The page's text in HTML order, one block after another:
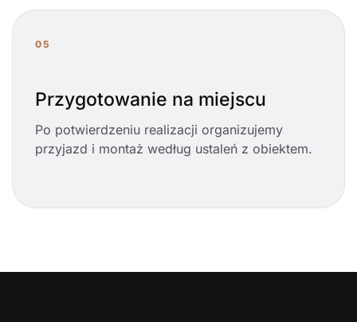
05
Przygotowanie na miejscu
Po potwierdzeniu realizacji organizujemy
przyjazd i montaż według ustaleń z obiektem.